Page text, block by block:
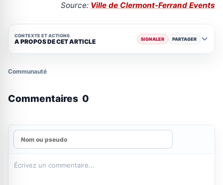
Source: Ville de Clermont-Ferrand Events
CONTEXTE ET ACTIONS
A PROPOS DE CET ARTICLE SIGNALER PARTAGER
Communauté
Commentaires 0